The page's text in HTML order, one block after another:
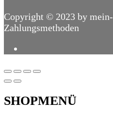
Copyright © 2023 by mein-
Zahlungsmethoden
SHOPMENÜ